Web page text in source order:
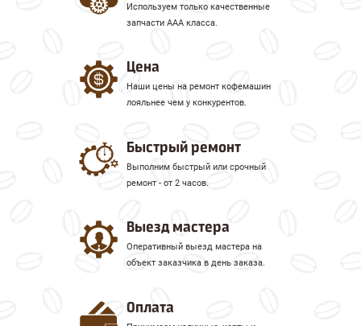
Используем только качественные
запчасти ААА класса.
Цена
Наши цены на ремонт кофемашин
лояльнее чем у конкурентов.
Быстрый ремонт
Выполним быстрый или срочный
ремонт - от 2 часов.
Выезд мастера
Оперативный выезд мастера на
объект заказчика в день заказа.
Оплата